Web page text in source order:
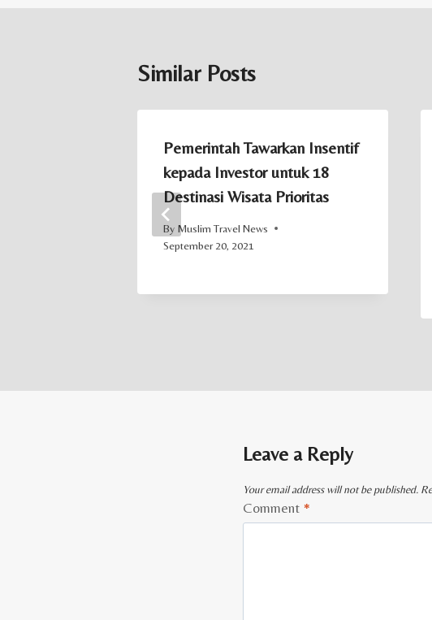
Similar Posts
Pemerintah Tawarkan Insentif
kepada Investor untuk 18
Destinasi Wisata Prioritas
By Muslim Travel News
September 20, 2021
Leave a Reply
Your email address will not be published.
Comment *